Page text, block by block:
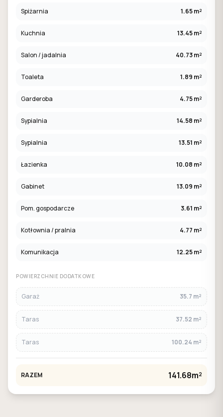
Spiżarnia 1.65 m²
Kuchnia 13.45 m²
Salon / jadalnia 40.73 m²
Toaleta 1.89 m²
Garderoba 4.75 m²
Sypialnia 14.58 m²
Sypialnia 13.51 m²
Łazienka 10.08 m²
Gabinet 13.09 m²
Pom. gospodarcze 3.61 m²
Kotłownia / pralnia 4.77 m²
Komunikacja 12.25 m²
POWIERZCHNIE DODATKOWE
Garaż 35.7 m²
Taras 37.52 m²
Taras 100.24 m²
RAZEM 141.68m²